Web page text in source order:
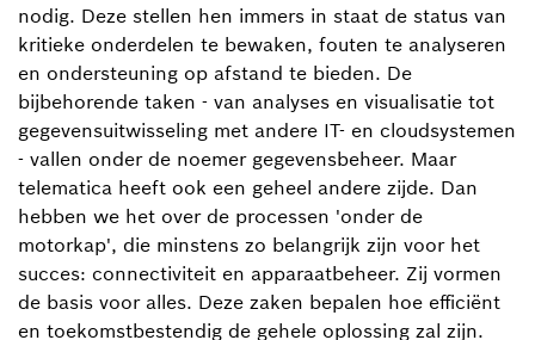
nodig. Deze stellen hen immers in staat de status van
kritieke onderdelen te bewaken, fouten te analyseren
en ondersteuning op afstand te bieden. De
bijbehorende taken - van analyses en visualisatie tot
gegevensuitwisseling met andere IT- en cloudsystemen
- vallen onder de noemer gegevensbeheer. Maar
telematica heeft ook een geheel andere zijde. Dan
hebben we het over de processen 'onder de
motorkap', die minstens zo belangrijk zijn voor het
succes: connectiviteit en apparaatbeheer. Zij vormen
de basis voor alles. Deze zaken bepalen hoe efficiënt
en toekomstbestendig de gehele oplossing zal zijn.